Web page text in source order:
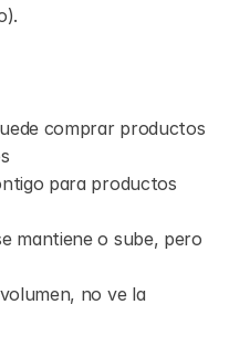
comprar productos
para productos
mantiene o sube, pero
no ve la